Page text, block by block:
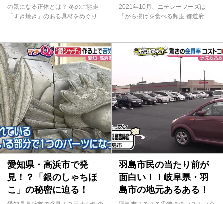
の気になる正体とは？ 冬のご馳走
「すき焼き」のある具材をめぐり、
東海地方のご当地食材「角麩」。
そこで今回の「あらゆるサーチ」で
は「すき焼きに角麩を入れる派？入
れない派？」を大調査します。 そ
もそも「角麩」とは一体何なのでし
ょうか？ 名古屋・西区にある、麩
の専門店「麩柳（ふりゅう）商店」
で聞いてみました。 専務の新井智
久さんによると、麩は元々中国から
日本に伝わったそう。 江戸時代に
は全国に知られるようになり、次第
に独特な変化を遂げたんだとか！
特に、京都で生まれた京生麩は、全
国的に有名です。 ...
2021年10月、ニチレーフーズは
「から揚げを食べる頻度 都道府県
人の割合がもっとも多いのは、岐阜
県が1位（86.0%）結果だったとの
ことです。 これには岐阜県民の方
からも、驚きと共に「なんで？」と
疑問の声が出ました。「あらゆるサ
ーチ」では、なぜ岐阜県が全国1位
になったのか、その謎について徹底
調査します！ なんと順位が昨年42
位からのジャンプアップ！ 岐阜県
民の方々にお話を伺ってみると、か
ら揚げは皆さん大好物の様子。「昨
日やおとといも買った」「週1回は
平均で食べている」「食べ物の中で
1番...
愛知県・高浜市で発
見！？「銀のしゃちほ
こ」の秘密に迫る！
羽島市民の当たり前が
面白い！！岐阜県・羽
島市の地元あるある！